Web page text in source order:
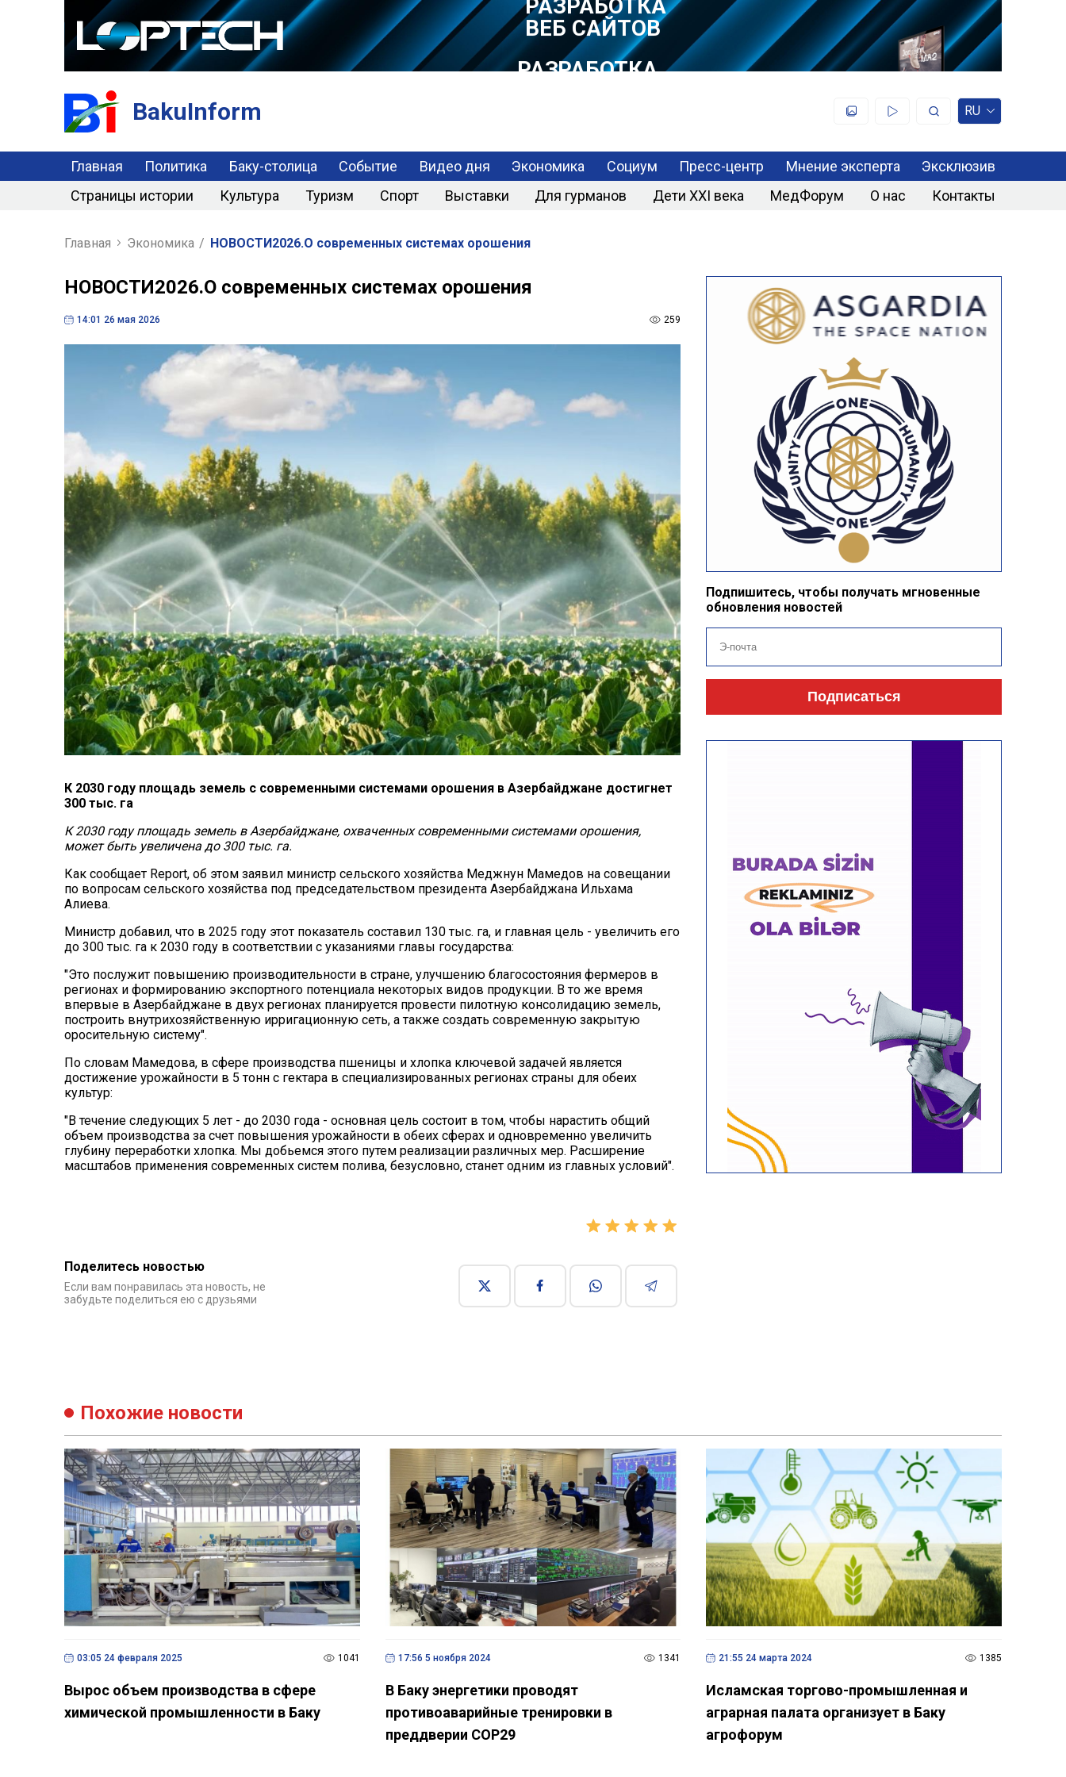
РАЗРАБОТКА
МОБИЛЬНЫХ
ПРИЛОЖЕНИЙ
BakuInform RU
Главная Политика Баку-столица Событие Видео дня Экономика Социум Пресс-центр Мнение эксперта
Эксклюзив
Страницы истории
Культура Туризм Спорт Выставки Для гурманов Дети XXI века МедФорум О нас Контакты
Главная Экономика / НОВОСТИ2026.О современных системах орошения
НОВОСТИ2026.О современных системах орошения
14:01 26 мая 2026 259
К 2030 году площадь земель с современными системами орошения в Азербайджане достигнет
300 тыс. га
К 2030 году площадь земель в Азербайджане, охваченных современными системами орошения,
может быть увеличена до 300 тыс. га.
Как сообщает Report, об этом заявил министр сельского хозяйства Меджнун Мамедов на совещании
по вопросам сельского хозяйства под председательством президента Азербайджана Ильхама
Алиева.
Министр добавил, что в 2025 году этот показатель составил 130 тыс. га, и главная цель - увеличить его
до 300 тыс. га к 2030 году в соответствии с указаниями главы государства:
"Это послужит повышению производительности в стране, улучшению благосостояния фермеров в
регионах и формированию экспортного потенциала некоторых видов продукции. В то же время
впервые в Азербайджане в двух регионах планируется провести пилотную консолидацию земель,
построить внутрихозяйственную ирригационную сеть, а также создать современную закрытую
оросительную систему".
По словам Мамедова, в сфере производства пшеницы и хлопка ключевой задачей является
достижение урожайности в 5 тонн с гектара в специализированных регионах страны для обеих
культур:
"В течение следующих 5 лет - до 2030 года - основная цель состоит в том, чтобы нарастить общий
объем производства за счет повышения урожайности в обеих сферах и одновременно увеличить
глубину переработки хлопка. Мы добьемся этого путем реализации различных мер. Расширение
масштабов применения современных систем полива, безусловно, станет одним из главных условий".
Поделитесь новостью
Если вам понравилась эта новость, не
забудьте поделиться ею с друзьями
Подпишитесь, чтобы получать мгновенные
обновления новостей
Подписаться
Похожие новости
03:05 24 февраля 2025 1041
Вырос объем производства в сфере
химической промышленности в Баку
17:56 5 ноября 2024 1341
В Баку энергетики проводят
противоаварийные тренировки в
преддверии COP29
21:55 24 марта 2024 1385
Исламская торгово-промышленная и
аграрная палата организует в Баку
агрофорум